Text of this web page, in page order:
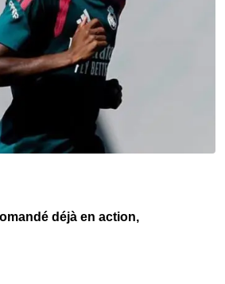
déjà en action,